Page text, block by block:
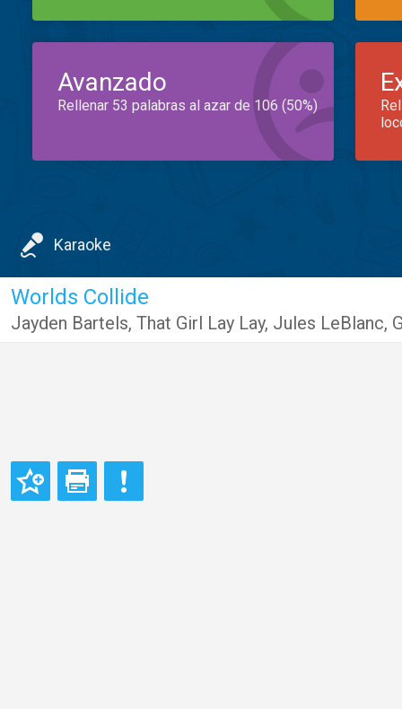
Avanzado
Rellenar 53 palabras al azar de 106 (50%)
Karaoke
Worlds Collide
Jayden Bartels, That Girl Lay Lay, Jules LeBlanc,